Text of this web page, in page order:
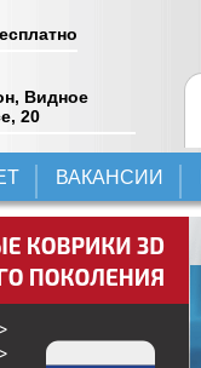
Видное
20
ВАКАНСИИ